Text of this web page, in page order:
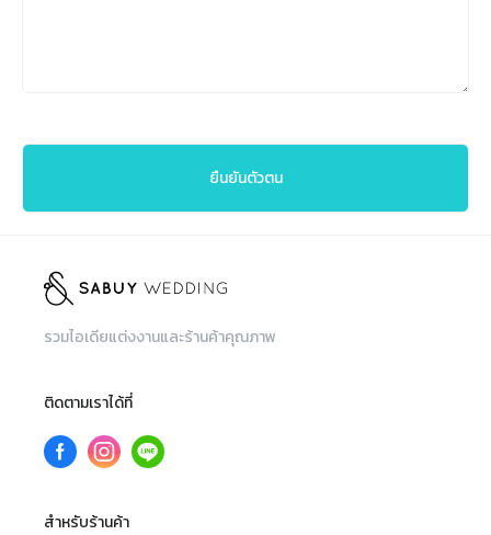
ยืนยันตัวตน
รวมไอเดียแต่งงานและร้านค้าคุณภาพ
ติดตามเราได้ที่
สำหรับร้านค้า